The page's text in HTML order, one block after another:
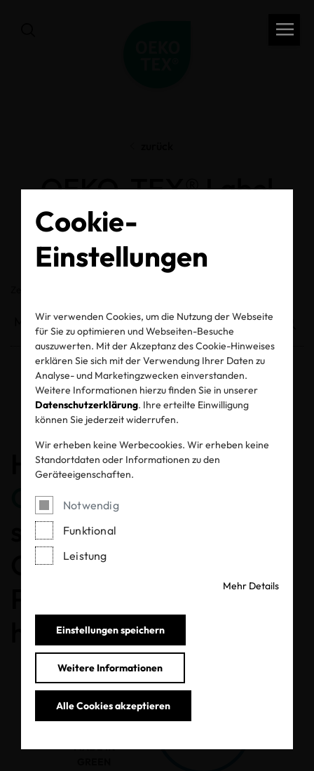
Cookie-
Einstellungen
Wir verwenden Cookies, um die Nutzung der Webseite
für Sie zu optimieren und Webseiten-Besuche
auszuwerten. Mit der Akzeptanz des Cookie-Hinweises
erklären Sie sich mit der Verwendung Ihrer Daten zu
Analyse- und Marketingzwecken einverstanden.
Weitere Informationen hierzu finden Sie in unserer
Datenschutzerklärung. Ihre erteilte Einwilligung
können Sie jederzeit widerrufen.
Wir erheben keine Werbecookies. Wir erheben keine
Standortdaten oder Informationen zu den
Geräteeigenschaften.
Notwendig
Funktional
Leistung
Mehr Details
Einstellungen speichern
Weitere Informationen
Alle Cookies akzeptieren
OEKO-TEX® Label
Check
Entzogene Zertifikate und Labels
Herzlichen
Glückwunsch
sich für ein MADE IN
GREEN gelabeltes
Produkt entschieden
haben.
MADE IN